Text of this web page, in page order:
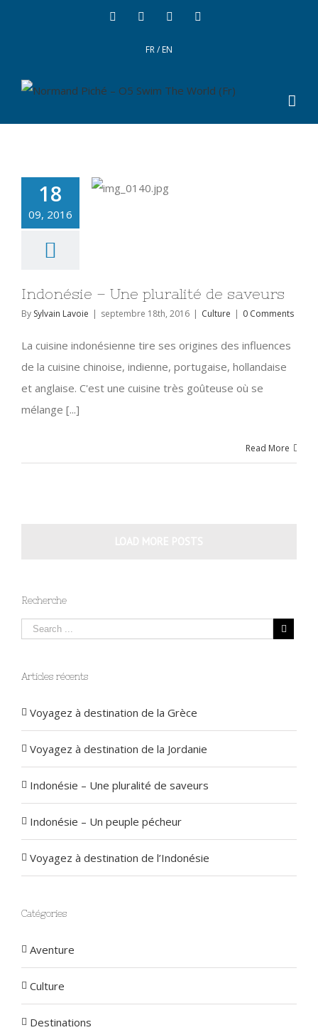
FR/EN
18
09, 2016
Indonésie – Une pluralité de saveurs
By Sylvain Lavoie | septembre 18th, 2016 | Culture | 0 Comments
La cuisine indonésienne tire ses origines des influences
de la cuisine chinoise, indienne, portugaise, hollandaise
et anglaise. C'est une cuisine très goûteuse où se
mélange [...]
Read More
Recherche
Articles récents
Voyagez à destination de la Grèce
Voyagez à destination de la Jordanie
Indonésie – Une pluralité de saveurs
Indonésie – Un peuple pécheur
Voyagez à destination de l’Indonésie
Catégories
Aventure
Culture
Destinations